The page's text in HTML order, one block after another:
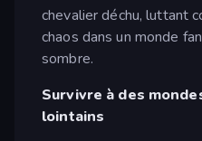
chevalier déchu, luttant
chaos dans un monde
sombre.
Survivre à des
lointains